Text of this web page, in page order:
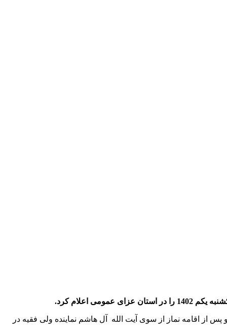
اعلام کرد.
از میدان شهدا تا میدان ساعت تبریز تشییع و پس از اقامه نماز از سوی آیت الله آل هاشم نماینده ولی فقیه در